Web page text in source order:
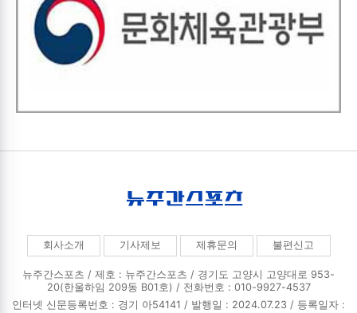
회사소개 기사제보 제휴문의 불편신고
뉴주간스포츠 / 제호 : 뉴주간스포츠 / 경기도 고양시 고양대로 953-
20(한울하임 209동 B01호) / 전화번호 : 010-9927-4537
인터넷 신문등록번호 : 경기 아54141 / 발행일 : 2024.07.23 / 등록일자 :